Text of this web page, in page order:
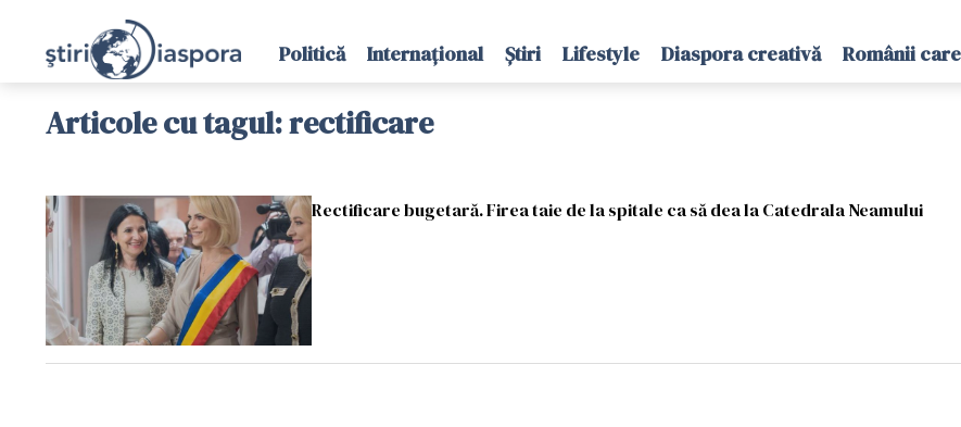
Politică Internațional Știri Lifestyle Diaspora creativă Românii
Articole cu tagul: rectificare
Rectificare bugetară. Firea taie de la spitale ca să dea la Catedrala Neamului